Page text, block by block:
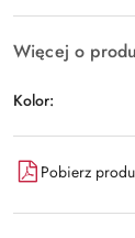
Więcej o
Kolor:
Pobierz